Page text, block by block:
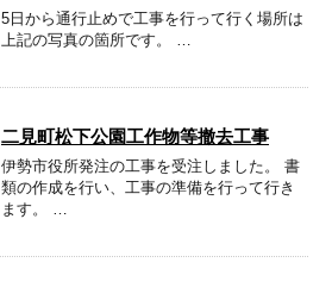
5日から通行止めで工事を行って行く場所は
上記の写真の箇所です。 …
二見町松下公園工作物等撤去工事
伊勢市役所発注の工事を受注しました。 書
類の作成を行い、工事の準備を行って行き
ます。 …